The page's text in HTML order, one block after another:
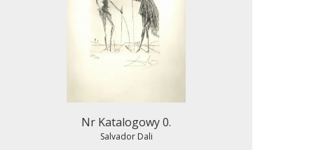
Nr Katalogowy 0.
Salvador Dali